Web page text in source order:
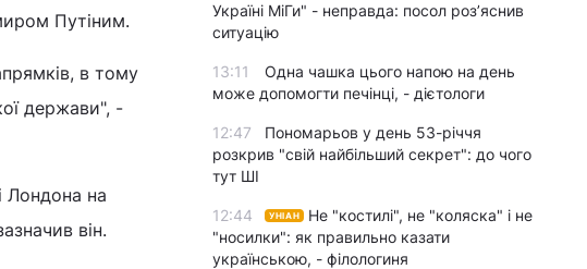
Путіним.
в тому
держави", -
Лондона на
він.
Україні МіГи" - неправда: посол роз’яснив
ситуацію
13:11
Одна чашка цього напою на день
може допомогти печінці, - дієтологи
12:47
Пономарьов у день 53-річчя
розкрив "свій найбільший секрет": до чого
тут ШІ
12:44 УНІАН
Не "костилі", не "коляска" і не
"носилки": як правильно казати
українською, - філологиня